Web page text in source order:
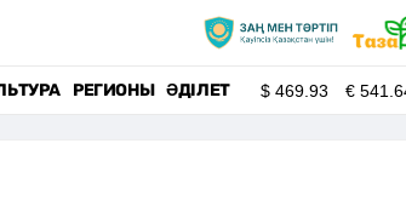
РЕГИОНЫ ӘДІЛЕТ $469.93 €